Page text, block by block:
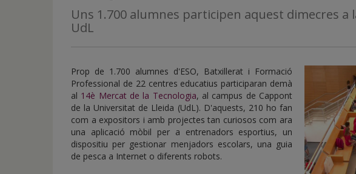
Tecnologia
inicio
Uns 1.700 alumnes participen aquest dimecres
UdL
Prop de 1.700 alumnes d'ESO, Batxillerat i Formació
Professional de 22 centres educatius participaran demà
al 14è Mercat de la Tecnologia, al campus de Cappont
de la Universitat de Lleida (UdL). D'aquests, 210 ho fan
com a expositors i amb projectes tan curiosos com ara
una aplicació mòbil per a entrenadors esportius, un
dispositiu per gestionar menjadors escolars, una guia
de pesca a Internet o diferents robots.